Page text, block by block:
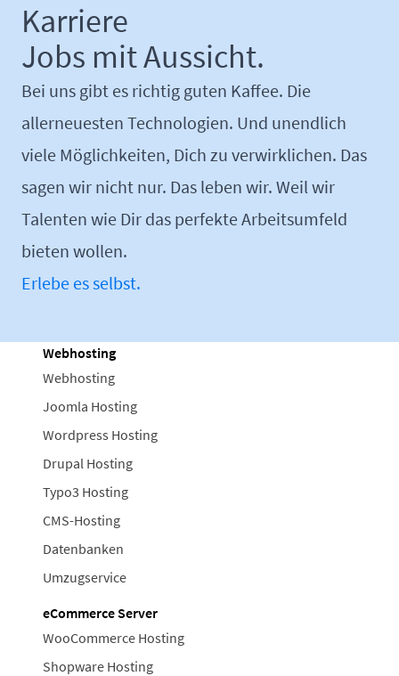
Karriere
Jobs mit Aussicht.
Bei uns gibt es richtig guten Kaffee. Die
allerneuesten Technologien. Und unendlich
viele Möglichkeiten, Dich zu verwirklichen. Das
sagen wir nicht nur. Das leben wir. Weil wir
Talenten wie Dir das perfekte Arbeitsumfeld
bieten wollen.
Erlebe es selbst.
Webhosting
Webhosting
Joomla Hosting
Wordpress Hosting
Drupal Hosting
Typo3 Hosting
CMS-Hosting
Datenbanken
Umzugservice
eCommerce Server
WooCommerce Hosting
Shopware Hosting